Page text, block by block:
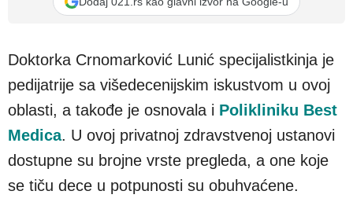
Doktorka Crnomarković Lunić specijalistkinja je
pedijatrije sa višedecenijskim iskustvom u ovoj
oblasti, a takođe je osnovala i Polikliniku Best
Medica. U ovoj privatnoj zdravstvenoj ustanovi
dostupne su brojne vrste pregleda, a one koje
se tiču dece u potpunosti su obuhvaćene.